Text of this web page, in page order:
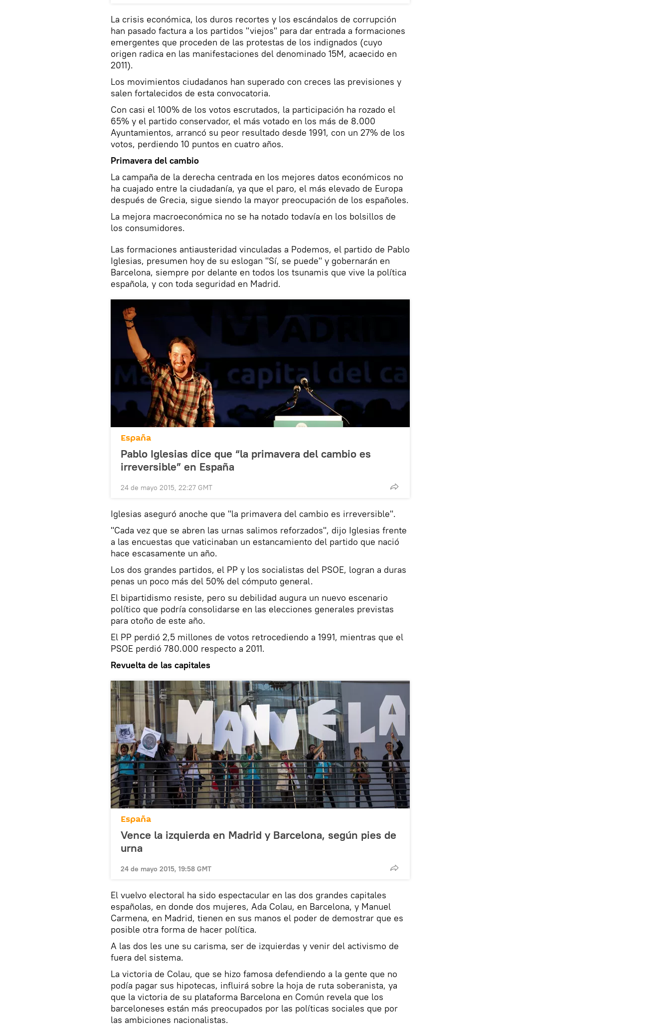
La crisis económica, los duros recortes y los escándalos de corrupción
han pasado factura a los partidos "viejos" para dar entrada a formaciones
emergentes que proceden de las protestas de los indignados (cuyo
origen radica en las manifestaciones del denominado 15M, acaecido en
2011).
Los movimientos ciudadanos han superado con creces las previsiones y
salen fortalecidos de esta convocatoria.
Con casi el 100% de los votos escrutados, la participación ha rozado el
65% y el partido conservador, el más votado en los más de 8.000
Ayuntamientos, arrancó su peor resultado desde 1991, con un 27% de los
votos, perdiendo 10 puntos en cuatro años.
Primavera del cambio
La campaña de la derecha centrada en los mejores datos económicos no
ha cuajado entre la ciudadanía, ya que el paro, el más elevado de Europa
después de Grecia, sigue siendo la mayor preocupación de los españoles.
La mejora macroeconómica no se ha notado todavía en los bolsillos de
los consumidores.
Las formaciones antiausteridad vinculadas a Podemos, el partido de Pablo
Iglesias, presumen hoy de su eslogan "Sí, se puede" y gobernarán en
Barcelona, siempre por delante en todos los tsunamis que vive la política
española, y con toda seguridad en Madrid.
España
Pablo Iglesias dice que “la primavera del cambio es
irreversible” en España
24 de mayo 2015, 22:27 GMT
Iglesias aseguró anoche que "la primavera del cambio es irreversible".
"Cada vez que se abren las urnas salimos reforzados", dijo Iglesias frente
a las encuestas que vaticinaban un estancamiento del partido que nació
hace escasamente un año.
Los dos grandes partidos, el PP y los socialistas del PSOE, logran a duras
penas un poco más del 50% del cómputo general.
El bipartidismo resiste, pero su debilidad augura un nuevo escenario
político que podría consolidarse en las elecciones generales previstas
para otoño de este año.
El PP perdió 2,5 millones de votos retrocediendo a 1991, mientras que el
PSOE perdió 780.000 respecto a 2011.
Revuelta de las capitales
España
Vence la izquierda en Madrid y Barcelona, según pies de
urna
24 de mayo 2015, 19:58 GMT
El vuelvo electoral ha sido espectacular en las dos grandes capitales
españolas, en donde dos mujeres, Ada Colau, en Barcelona, y Manuel
Carmena, en Madrid, tienen en sus manos el poder de demostrar que es
posible otra forma de hacer política.
A las dos les une su carisma, ser de izquierdas y venir del activismo de
fuera del sistema.
La victoria de Colau, que se hizo famosa defendiendo a la gente que no
podía pagar sus hipotecas, influirá sobre la hoja de ruta soberanista, ya
que la victoria de su plataforma Barcelona en Común revela que los
barceloneses están más preocupados por las políticas sociales que por
las ambiciones nacionalistas.